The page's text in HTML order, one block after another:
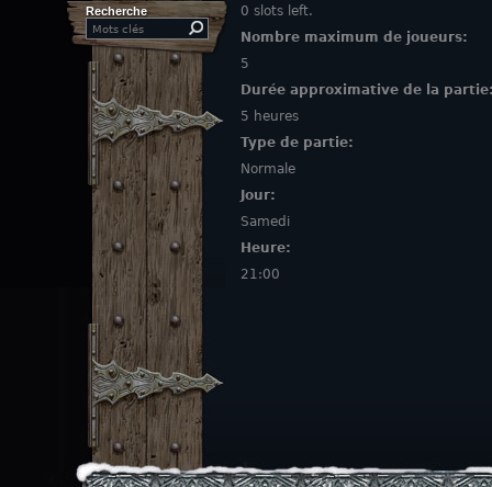
0 slots left.
Nombre maximum de joueurs:
5
Durée approximative de la
5 heures
Type de partie:
Normale
Jour:
Samedi
Heure:
21:00
Recherche
Search this site